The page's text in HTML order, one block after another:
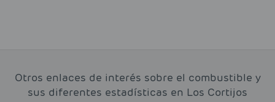
Otros enlaces de interés sobre el combustible y
sus diferentes estadísticas en Los Cortijos